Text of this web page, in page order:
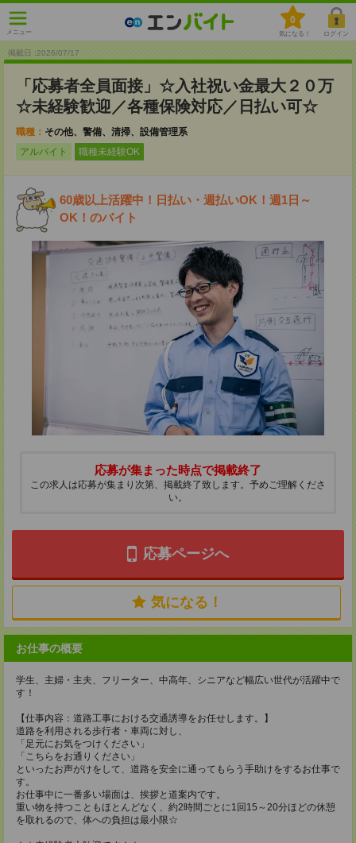
メニュー
0
気になる！ ログイン
掲載日 :2026/07/17
「応募者全員面接」☆入社祝い金最大２０万
☆未経験歓迎／各種保険対応／日払い可☆
職種： その他、警備、清掃、設備管理系
アルバイト
職種未経験OK
60歳以上活躍中！日払い・週払いOK！週1日～
OK！のバイト
応募が集まった時点で掲載終了
この求人は応募が集まり次第、掲載終了致します。予めご理解くださ
い。
応募ページへ
気になる！
お仕事の概要
学生、主婦・主夫、フリーター、中高年、シニアなど幅広い世代が活躍中で
す！
【仕事内容：道路工事における交通誘導をお任せします。】
道路を利用される歩行者・車両に対し、
「足元にお気をつけください」
「こちらをお通りください」
といったお声がけをして、道路を安全に通ってもらう手助けをするお仕事で
す。
お仕事中に一番多い場面は、挨拶と道案内です。
重い物を持つこともほとんどなく、約2時間ごとに1回15～20分ほどの休憩
を取れるので、体への負担は最小限☆